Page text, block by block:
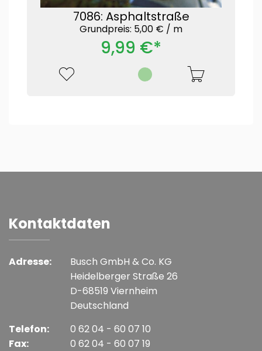
7086: Asphaltstraße
Grundpreis: 5,00 € / m
9,99 €*
Kontaktdaten
Adresse:
Busch GmbH & Co. KG
Heidelberger Straße 26
D-68519 Viernheim
Deutschland
Telefon:
Fax:
0 62 04 - 60 07 10
0 62 04 - 60 07 19